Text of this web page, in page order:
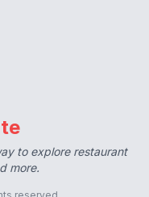
to explore restaurant
more.